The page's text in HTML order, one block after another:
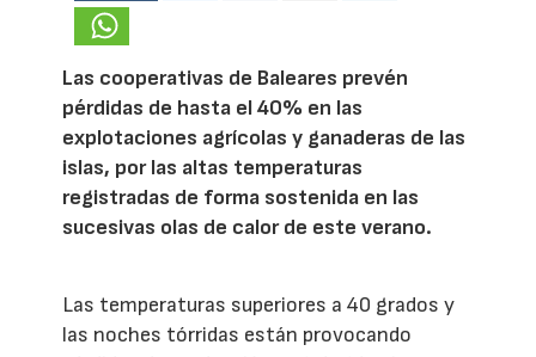
Las cooperativas de Baleares prevén
pérdidas de hasta el 40% en las
explotaciones agrícolas y ganaderas de las
islas, por las altas temperaturas
registradas de forma sostenida en las
sucesivas olas de calor de este verano.
Las temperaturas superiores a 40 grados y
las noches tórridas están provocando